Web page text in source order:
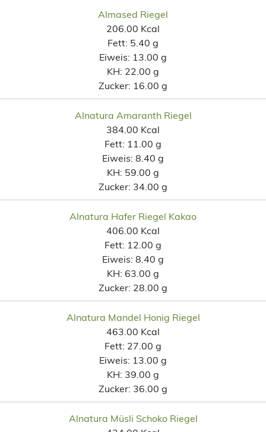
Almased Riegel
206.00 Kcal
Fett: 5.40 g
Eiweis: 13.00 g
KH: 22.00 g
Zucker: 16.00 g
Alnatura Amaranth Riegel
384.00 Kcal
Fett: 11.00 g
Eiweis: 8.40 g
KH: 59.00 g
Zucker: 34.00 g
Alnatura Hafer Riegel Kakao
406.00 Kcal
Fett: 12.00 g
Eiweis: 8.40 g
KH: 63.00 g
Zucker: 28.00 g
Alnatura Mandel Honig Riegel
463.00 Kcal
Fett: 27.00 g
Eiweis: 13.00 g
KH: 39.00 g
Zucker: 36.00 g
Alnatura Müsli Schoko Riegel